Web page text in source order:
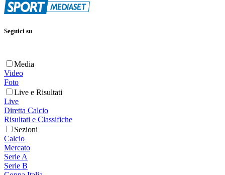
Seguici su
Media
Video
Foto
Live e Risultati
Live
Diretta Calcio
Risultati e Classifiche
Sezioni
Calcio
Mercato
Serie A
Serie B